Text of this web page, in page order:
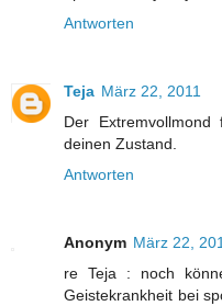
Antworten
Teja März 22, 2011
Der
deinen Zustand.
Antworten
Anonym März 22,
re Teja : noch
Geistekrankheit bei